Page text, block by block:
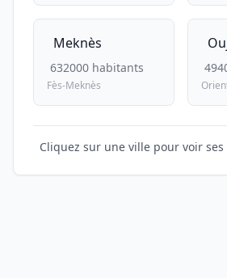
Meknès
632000 habitants
Fès-Meknès
Cliquez sur une ville pour voir